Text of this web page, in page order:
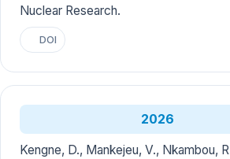
Nuclear Research.
DOI
2026
Kengne, D., Mankejeu, V., Nkambou,